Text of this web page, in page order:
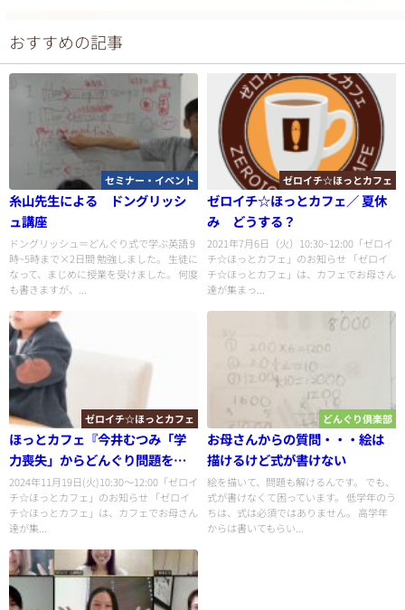
おすすめの記事
セミナー・イベント
糸山先生による ドングリッシ
ュ講座
ドングリッシュ＝どんぐり式で学ぶ英語 9
時~5時まで×2日間 勉強しました。 生徒に
なって、まじめに授業を受けました。 何度
も書きますが、...
ゼロイチ☆ほっとカフェ
ゼロイチ☆ほっとカフェ／ 夏休
み どうする？
2021年7月6日（火）10:30~12:00「ゼロイ
チ☆ほっとカフェ」のお知らせ 「ゼロイ
チ☆ほっとカフェ」は、カフェでお母さん
達が集まっ...
ゼロイチ☆ほっとカフェ
ほっとカフェ『今井むつみ「学
力喪失」からどんぐり問題を紐
解く
2024年11月19日(火)10:30〜12:00「ゼロイ
チ☆ほっとカフェ」のお知らせ 「ゼロイ
チ☆ほっとカフェ」は、カフェでお母さん
達が集...
どんぐり倶楽部
お母さんからの質問・・・絵は
描けるけど式が書けない
絵を描いて、問題も解けるんです。 でも、
式が書けなくて困っています。 低学年のう
ちは、式は必須ではありません。 高学年
からは書いてもらい...